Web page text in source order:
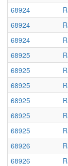
68924
68924
68924
68925
68925
68925
68925
68925
68925
68926
68926